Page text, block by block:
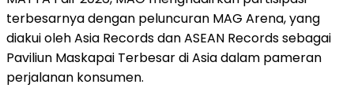
terbesarnya dengan peluncuran MAG Arena, yang
diakui oleh Asia Records dan ASEAN Records sebagai
Paviliun Maskapai Terbesar di Asia dalam pameran
perjalanan konsumen.